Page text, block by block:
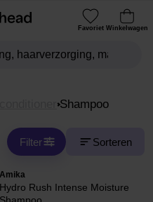
Favoriet Winkelwagen
Shampoo
Filter Sorteren
Amika
Hydro Rush Intense Moisture